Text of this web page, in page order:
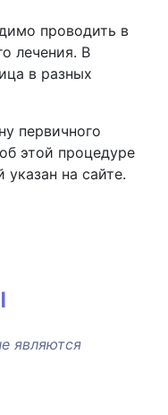
проводить в
лечения. В
в разных
первичного
этой процедуре
указан на сайте.
являются